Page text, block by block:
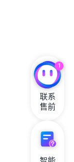
1
联系
售前